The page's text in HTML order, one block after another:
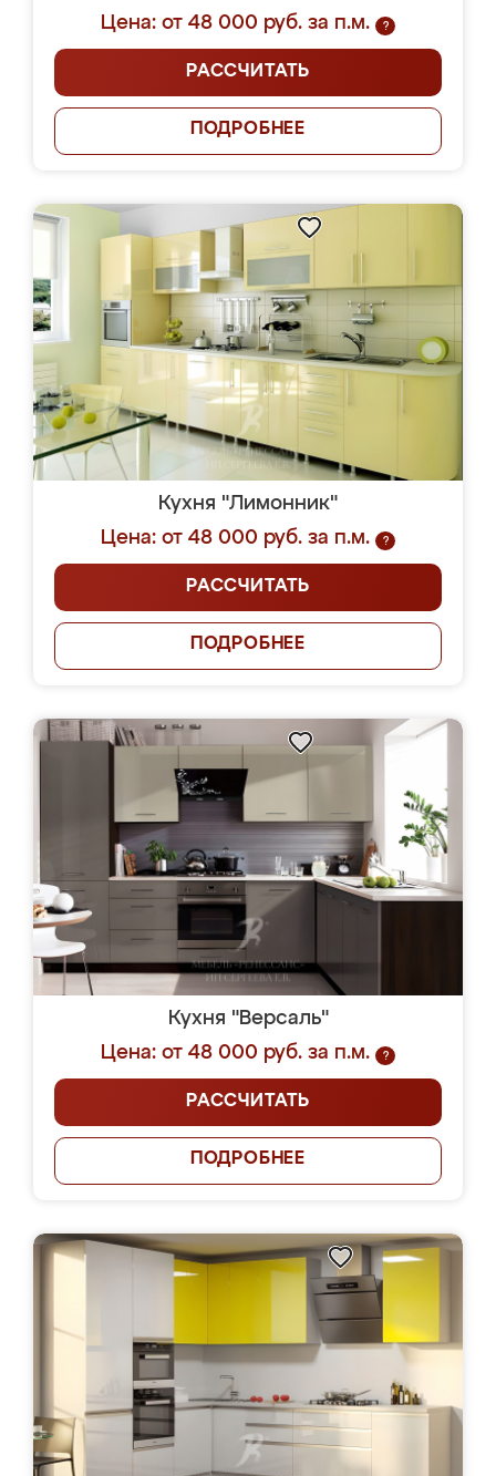
Цена: от 48 000 руб. за п.м.
?
РАССЧИТАТЬ
ПОДРОБНЕЕ
Кухня "Лимонник"
Цена: от 48 000 руб. за п.м.
?
РАССЧИТАТЬ
ПОДРОБНЕЕ
Кухня "Версаль"
Цена: от 48 000 руб. за п.м.
?
РАССЧИТАТЬ
ПОДРОБНЕЕ